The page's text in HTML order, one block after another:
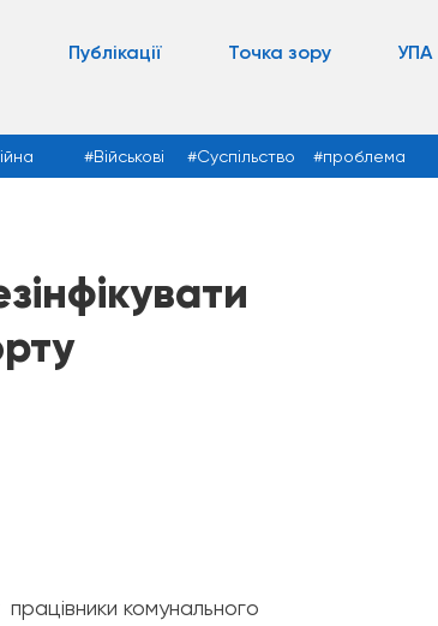
Публікації Точка зору УПА
Військові Суспільство проблема
комунального